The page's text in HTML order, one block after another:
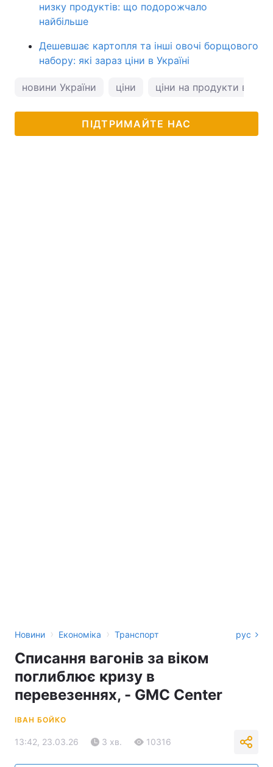
низку продуктів: що подорожчало
найбільше
Дешевшає картопля та інші овочі борщового
набору: які зараз ціни в Україні
новини України ціни ціни на продукти в
ПІДТРИМАЙТЕ НАС
Новини › Економіка › Транспорт рус
Списання вагонів за віком
поглиблює кризу в
перевезеннях, - GMC Center
ІВАН БОЙКО
13:42, 23.03.26 3 хв. 10316